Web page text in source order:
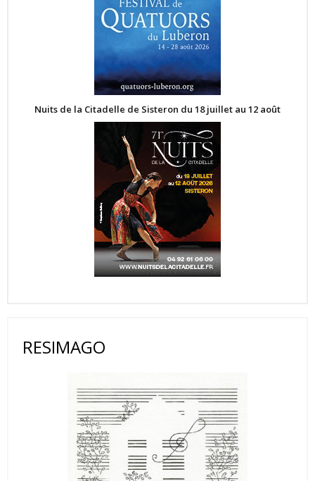
Nuits de la Citadelle de Sisteron du 18 juillet au 12 août
RESIMAGO